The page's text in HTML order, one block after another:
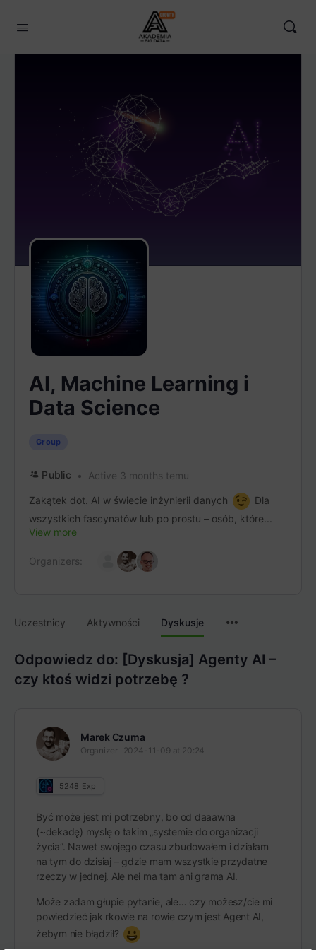
AI, Machine Learning i
Data Science
Group
Public Active 3 months temu
Zakątek dot. AI w świecie inżynierii danych
Dla
wszystkich fascynatów lub po prostu – osób, które...
View more
Organizers:
Uczestnicy Aktywności Dyskusje
Odpowiedz do: [Dyskusja] Agenty AI –
czy ktoś widzi potrzebę ?
Marek Czuma
Organizer 2024-11-09 at 20:24
5248 Exp
Być może jest mi potrzebny, bo od daaawna
(~dekadę) myslę o takim „systemie do organizacji
życia”. Nawet swojego czasu zbudowałem i działam
na tym do dzisiaj – gdzie mam wszystkie przydatne
rzeczy w jednej. Ale nei ma tam ani grama AI.
Może zadam głupie pytanie, ale… czy możesz/cie mi
powiedzieć jak rkowie na rowie czym jest Agent AI,
żebym nie błądził?